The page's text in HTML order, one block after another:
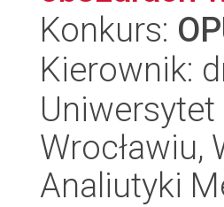
Konkurs:
Kierownik:
Wrocławiu,
Analiutyki